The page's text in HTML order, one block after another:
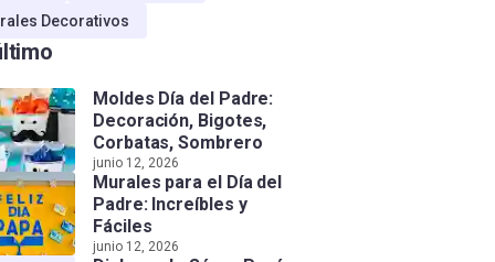
Decorativos
Moldes Día del Padre:
Decoración, Bigotes,
Corbatas, Sombrero
junio 12, 2026
Murales para el Día del
Padre: Increíbles y
Fáciles
junio 12, 2026